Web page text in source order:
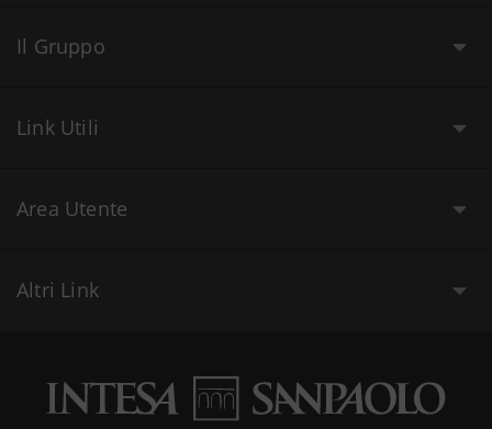
Il Gruppo
Link Utili
Area Utente
Altri Link